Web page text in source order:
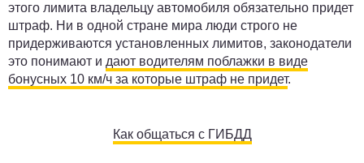
этого лимита владельцу автомобиля обязательно придет
штраф. Ни в одной стране мира люди строго не
придерживаются установленных лимитов, законодатели
это понимают и дают водителям поблажки в виде
бонусных 10 км/ч за которые штраф не придет.
Как общаться с ГИБДД